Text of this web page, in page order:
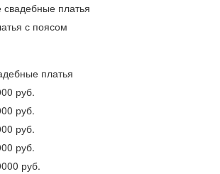
платья
с поясом
платья
руб.
руб.
руб.
руб.
руб.